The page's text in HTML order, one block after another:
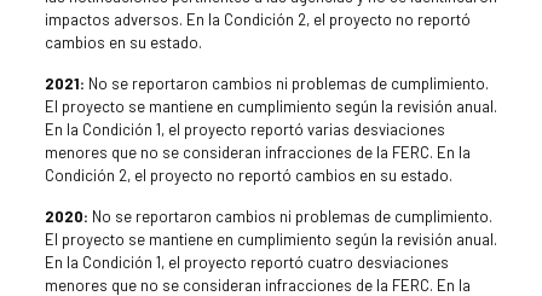
impactos adversos. En la Condición 2, el proyecto no reportó
cambios en su estado.
2021: No se reportaron cambios ni problemas de cumplimiento.
El proyecto se mantiene en cumplimiento según la revisión anual.
En la Condición 1, el proyecto reportó varias desviaciones
menores que no se consideran infracciones de la FERC. En la
Condición 2, el proyecto no reportó cambios en su estado.
2020: No se reportaron cambios ni problemas de cumplimiento.
El proyecto se mantiene en cumplimiento según la revisión anual.
En la Condición 1, el proyecto reportó cuatro desviaciones
menores que no se consideran infracciones de la FERC. En la